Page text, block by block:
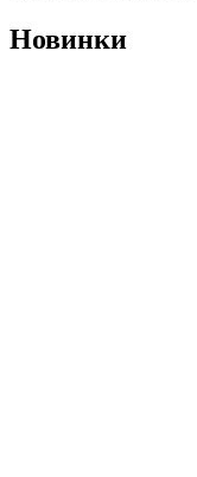
Новинки